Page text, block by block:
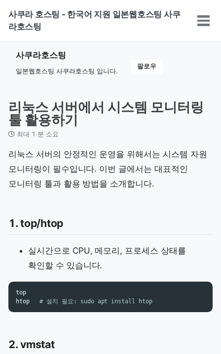
primary
navigation
content
footer
사쿠라 호스팅 - 한국어 지원 일본웹호스팅 사쿠
라호스팅
토
사쿠라호스팅
일본웹호스팅 사쿠라호스팅 입니다.
팔로우
리눅스 서버에서 시스템 모니터링
툴 활용하기
최대 1 분 소요
리눅스 서버의 안정적인 운영을 위해서는 시스템 자원
모니터링이 필수입니다. 이번 글에서는 대표적인
모니터링 툴과 활용 방법을 소개합니다.
1. top/htop
실시간으로 CPU, 메모리, 프로세스 상태를
확인할 수 있습니다.
top
htop # 설치 필요: sudo apt install htop
2. vmstat